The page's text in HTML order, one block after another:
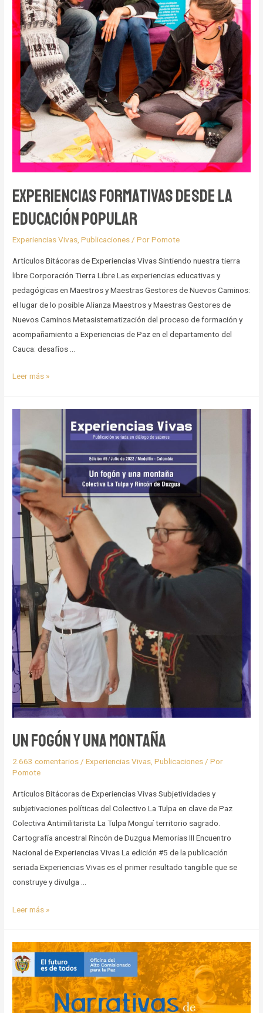
Experiencias formativas desde la
educación popular
Experiencias Vivas ,Publicaciones / PorPomote
Artículos Bitácoras de Experiencias Vivas Sintiendo nuestra tierra
libre Corporación Tierra Libre Las experiencias educativas y
pedagógicas en Maestros y Maestras Gestores de Nuevos Caminos:
el lugar de lo posible Alianza Maestros y Maestras Gestores de
Nuevos Caminos Metasistematización del proceso de formación y
acompañamiento a Experiencias de Paz en el departamento del
Cauca: desafíos …
Experiencias
popular
Leer más »
Un fogón y una montaña
2.663 comentarios/Experiencias Vivas,Publicaciones/ Por
Pomote
Artículos Bitácoras de Experiencias Vivas Subjetividades y
subjetivaciones políticas del Colectivo La Tulpa en clave de Paz
Colectiva Antimilitarista La Tulpa Monguí territorio sagrado.
Cartografía ancestral Rincón de Duzgua Memorias III Encuentro
Nacional de Experiencias Vivas La edición #5 de la publicación
seriada Experiencias Vivas es el primer resultado tangible que se
construye y divulga …
Un
una
montaña
Leer más »